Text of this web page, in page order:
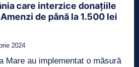
care interzice donațiile
de până la 1.500 lei
2024
Mare au implementat o măsură